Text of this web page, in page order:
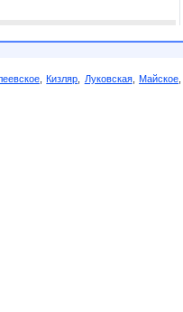
,Кизляр Луковская,Майское